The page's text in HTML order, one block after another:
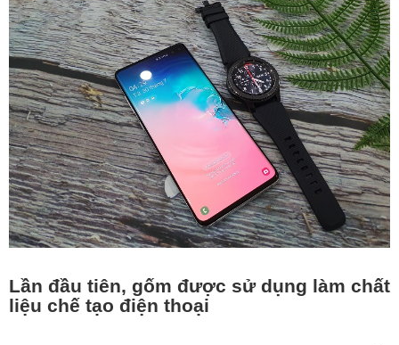
Lần đầu tiên, gốm được sử dụng làm chất
liệu chế tạo điện thoại